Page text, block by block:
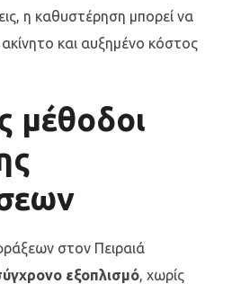
η καθυστέρηση μπορεί να
και αυξημένο κόστος
μέθοδοι
στον Πειραιά
εξοπλισμό, χωρίς